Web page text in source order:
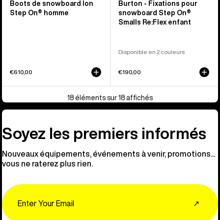
Boots de snowboard Ion
Step On® homme
€610,00
Burton - Fixations pour
snowboard Step On®
Smalls Re:Flex enfant
Disponible en 2 couleurs
€190,00
18 éléments sur 18 affichés
Soyez les premiers informés
Nouveaux équipements, événements à venir, promotions...
vous ne raterez plus rien.
↗